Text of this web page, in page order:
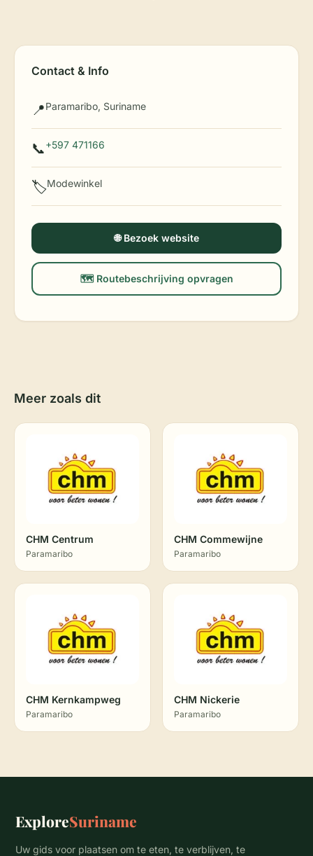
Contact & Info
📍Paramaribo, Suriname
📞+597 471166
🏷️Modewinkel
🌐 Bezoek website
🗺️ Routebeschrijving opvragen
Meer zoals dit
CHM Centrum
Paramaribo
CHM Commewijne
Paramaribo
CHM Kernkampweg
Paramaribo
CHM Nickerie
Paramaribo
ExploreSuriname
Uw gids voor plaatsen om te eten, te verblijven, te